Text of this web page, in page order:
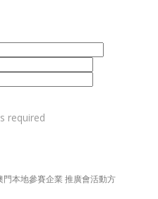
本地參賽企業 推廣會活動方
required